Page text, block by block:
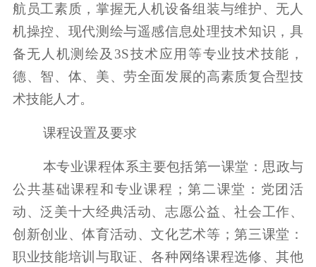
航员工素质，掌握无人机设备组装与维护、无人
机操控、现代测绘与遥感信息处理技术知识，具
备无人机测绘及3S技术应用等专业技术技能，
德、智、体、美、劳全面发展的高素质复合型技
术技能人才。
课程设置及要求
本专业课程体系主要包括第一课堂：思政与
公共基础课程和专业课程；第二课堂：党团活
动、泛美十大经典活动、志愿公益、社会工作、
创新创业、体育活动、文化艺术等；第三课堂：
职业技能培训与取证、各种网络课程选修、其他